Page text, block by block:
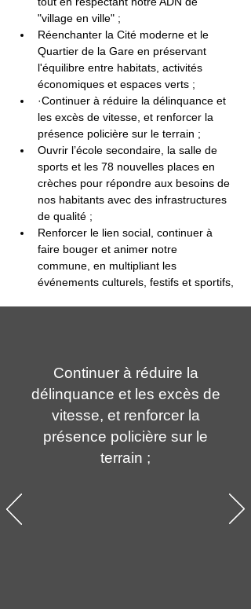
"village en ville" ;
Réenchanter la Cité moderne et le
Quartier de la Gare en préservant
l'équilibre entre habitats, activités
économiques et espaces verts ;
·Continuer à réduire la délinquance et
les excès de vitesse, et renforcer la
présence policière sur le terrain ;
Ouvrir l’école secondaire, la salle de
sports et les 78 nouvelles places en
crèches pour répondre aux besoins de
nos habitants avec des infrastructures
de qualité ;
Renforcer le lien social, continuer à
faire bouger et animer notre
commune, en multipliant les
événements culturels, festifs et sportifs,
Continuer à réduire la
délinquance et les excès de
vitesse, et renforcer la
présence policière sur le
terrain ;